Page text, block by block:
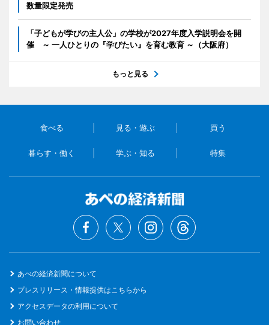
数量限定発売
「子どもが学びの主人公」の学校が2027年度入学説明会を開
催 ～ 一人ひとりの『学びたい』を育む教育 ～（大阪府）
もっと見る
食べる 見る・遊ぶ 買う
暮らす・働く 学ぶ・知る 特集
あべの経済新聞について
プレスリリース・情報提供はこちらから
アクセスデータの利用について
お問い合わせ